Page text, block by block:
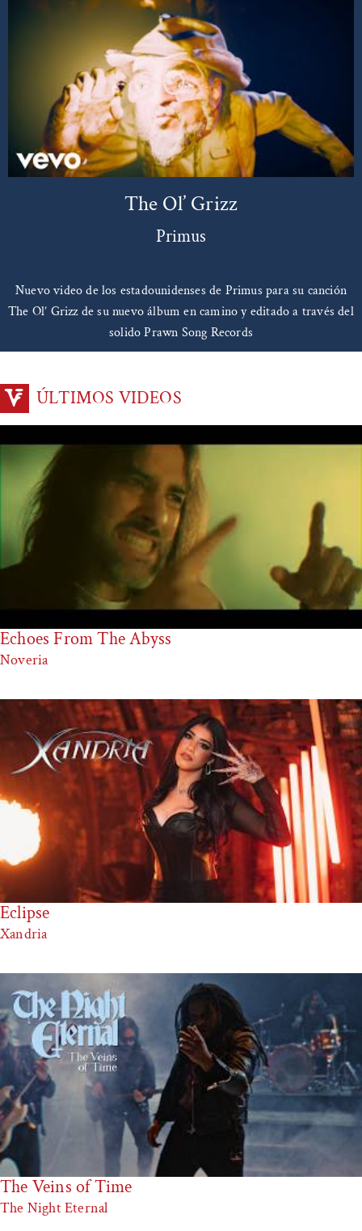
The Ol’ Grizz
Primus
Nuevo video de los estadounidenses de Primus para su canción
The Ol’ Grizz de su nuevo álbum en camino y editado a través del
solido Prawn Song Records
ÚLTIMOS VIDEOS
Echoes From The Abyss
Noveria
Eclipse
Xandria
The Veins of Time
The Night Eternal